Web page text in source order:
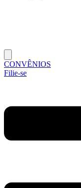
CONVÊNIOS
Filie-se